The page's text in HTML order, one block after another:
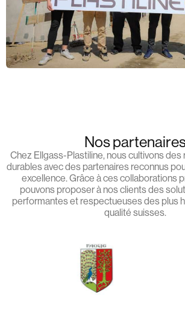
Nos
Chez Ellgass-Plastiline, nous cultivons
durables avec des partenaires reconnus
excellence. Grâce à ces collaborations
pouvons proposer à nos clients des
performantes et respectueuses des plus
qualité suisses.